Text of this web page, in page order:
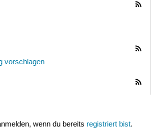
vorschlagen
wenn du bereits registriert bist.